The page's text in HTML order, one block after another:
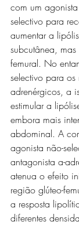
com um
selectivo para
aumentar a
subcutânea,
femural. No
selectivo para os
adrenérgicos, a
estimular a
embora mais
abdominal. A
agonista não-
antagonista a-
atenua o efeito
região glúteo-
a resposta
diferentes